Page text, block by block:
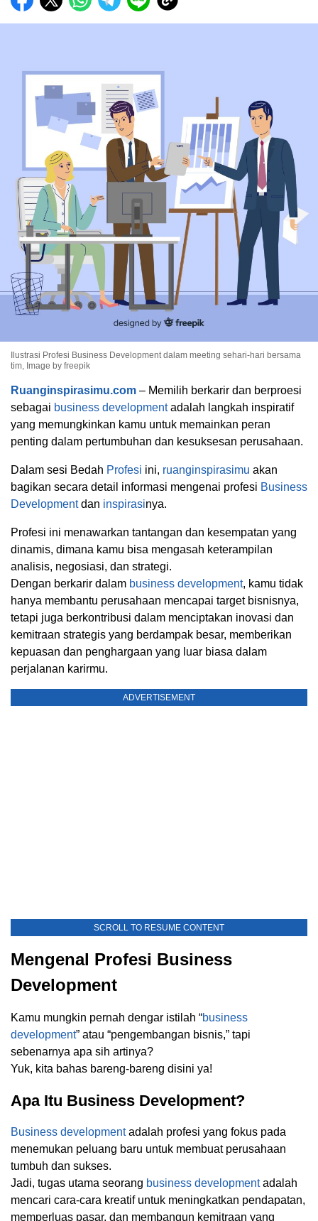
Ilustrasi Profesi Business Development dalam meeting sehari-hari bersama
tim, Image by freepik
Ruanginspirasimu.com – Memilih berkarir dan berproesi
sebagai business developmentadalah langkah inspiratif
yang memungkinkan kamu untuk memainkan peran
penting dalam pertumbuhan dan kesuksesan perusahaan.
Dalam sesi Bedah Profesi ini, ruanginspirasimu akan
bagikan secara detail informasi mengenai profesi Business
Developmentdan inspirasinya.
Profesi ini menawarkan tantangan dan kesempatan yang
dinamis, dimana kamu bisa mengasah keterampilan
analisis, negosiasi, dan strategi.
Dengan berkarir dalam business development, kamu tidak
hanya membantu perusahaan mencapai target bisnisnya,
tetapi juga berkontribusi dalam menciptakan inovasi dan
kemitraan strategis yang berdampak besar, memberikan
kepuasan dan penghargaan yang luar biasa dalam
perjalanan karirmu.
ADVERTISEMENT
SCROLL TO RESUME CONTENT
Mengenal Profesi Business
Development
Kamu mungkin pernah dengar istilah “business
development” atau “pengembangan bisnis,” tapi
sebenarnya apa sih artinya?
Yuk, kita bahas bareng-bareng disini ya!
Apa Itu Business Development?
Business developmentadalah profesi yang fokus pada
menemukan peluang baru untuk membuat perusahaan
tumbuh dan sukses.
Jadi, tugas utama seorang business developmentadalah
mencari cara-cara kreatif untuk meningkatkan pendapatan,
memperluas pasar, dan membangun kemitraan yang